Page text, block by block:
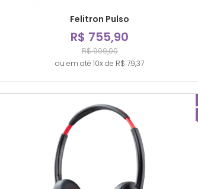
Felitron Pulso
R$ 755,90
R$ 999,00
ou em até 10x de R$ 79,37